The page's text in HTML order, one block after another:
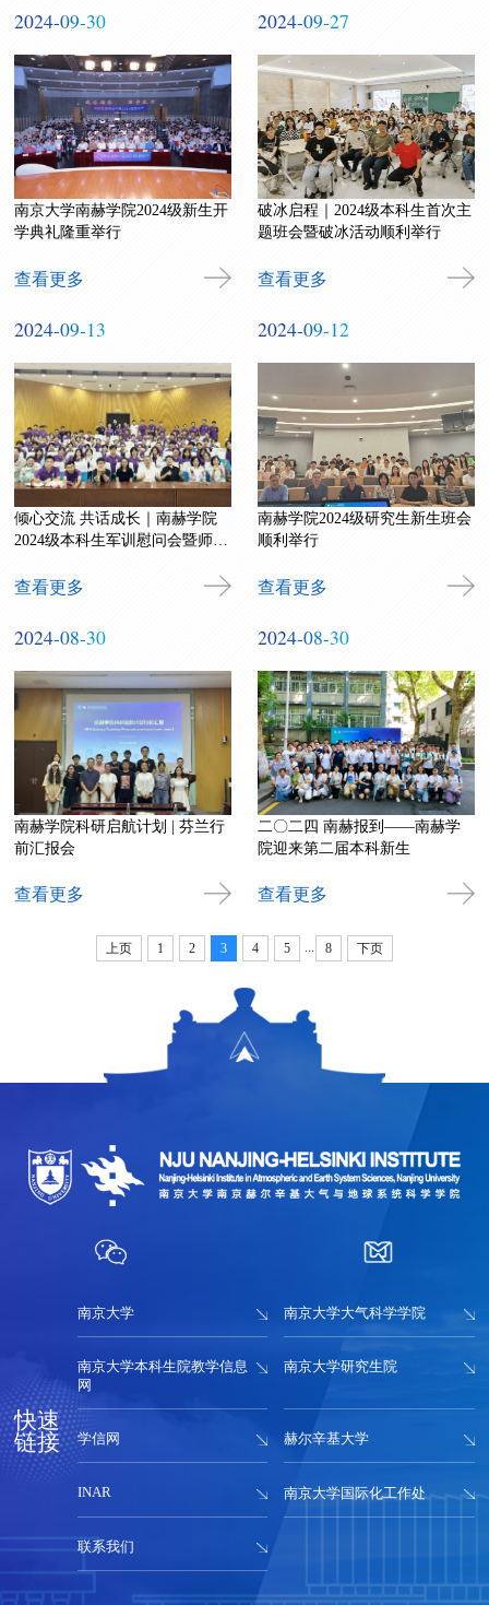
2024-09-30
南京大学南赫学院2024级新生开
学典礼隆重举行
查看更多
2024-09-27
破冰启程｜2024级本科生首次主
题班会暨破冰活动顺利举行
查看更多
2024-09-13
倾心交流 共话成长｜南赫学院
2024级本科生军训慰问会暨师生
查看更多
2024-09-12
南赫学院2024级研究生新生班会
顺利举行
查看更多
2024-08-30
南赫学院科研启航计划 | 芬兰行
前汇报会
查看更多
2024-08-30
二〇二四 南赫报到——南赫学
院迎来第二届本科新生
查看更多
上页 1 2 3 4 5 ... 8 下页
快速
链接
南京大学 南京大学大气科学学院
南京大学本科生院教学信息
网
南京大学研究生院
学信网 赫尔辛基大学
INAR 南京大学国际化工作处
联系我们